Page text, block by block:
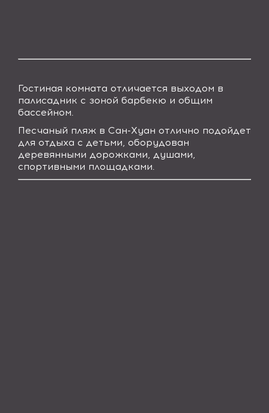
Гостиная комната отличается выходом в
палисадник с зоной барбекю и общим
бассейном.
Песчаный пляж в Сан-Хуан отлично подойдет
для отдыха с детьми, оборудован
деревянными дорожками, душами,
спортивными площадками.